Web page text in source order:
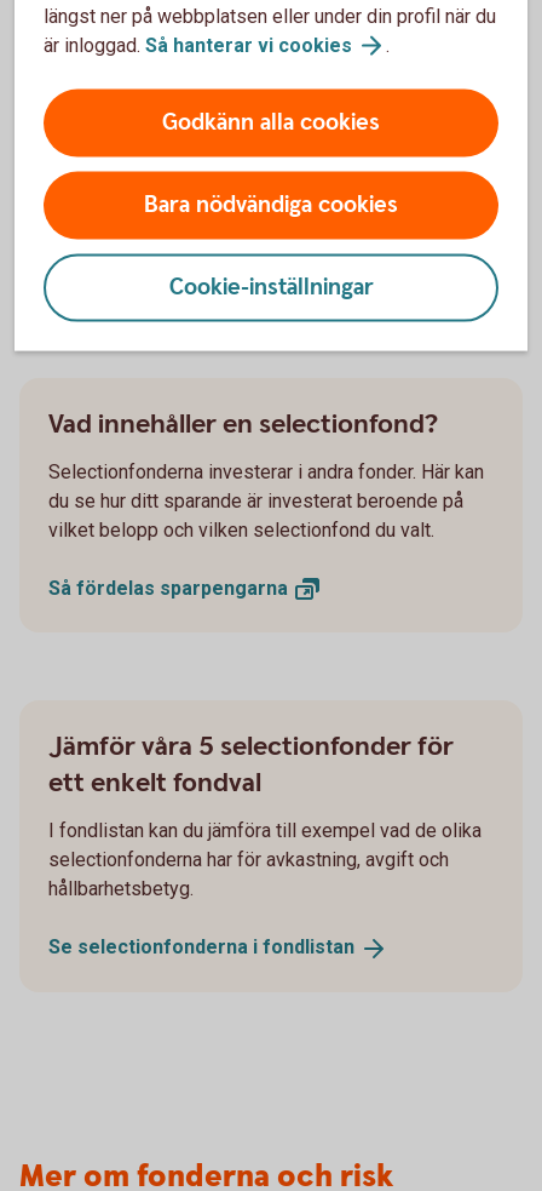
Köp Selection100
Diagrammen visar fondernas normala fördelning.
En selectionfond är det enda du
behöver
Vad innehåller en selectionfond?
Selectionfonderna investerar i andra fonder. Här kan
du se hur ditt sparande är investerat beroende på
vilket belopp och vilken selectionfond du valt.
Så fördelas sparpengarna
Jämför våra 5 selectionfonder för
ett enkelt fondval
I fondlistan kan du jämföra till exempel vad de olika
selectionfonderna har för avkastning, avgift och
hållbarhetsbetyg.
Se selectionfonderna i fondlistan
Mer om fonderna och risk
längst ner på webbplatsen eller under din profil när du
är inloggad. Så hanterar vi cookies .
Godkänn alla cookies
Bara nödvändiga cookies
Cookie-inställningar